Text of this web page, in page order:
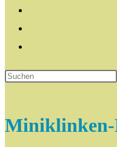
Miniklinken-